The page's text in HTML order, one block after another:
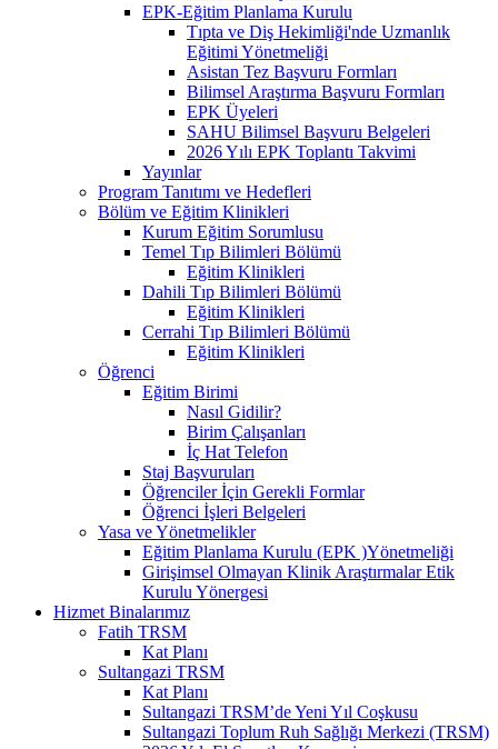
EPK-Eğitim Planlama Kurulu
Tıpta ve Diş Hekimliği'nde Uzmanlık
Eğitimi Yönetmeliği
Asistan Tez Başvuru Formları
Bilimsel Araştırma Başvuru Formları
EPK Üyeleri
SAHU Bilimsel Başvuru Belgeleri
2026 Yılı EPK Toplantı Takvimi
Yayınlar
Program Tanıtımı ve Hedefleri
Bölüm ve Eğitim Klinikleri
Kurum Eğitim Sorumlusu
Temel Tıp Bilimleri Bölümü
Eğitim Klinikleri
Dahili Tıp Bilimleri Bölümü
Eğitim Klinikleri
Cerrahi Tıp Bilimleri Bölümü
Eğitim Klinikleri
Öğrenci
Eğitim Birimi
Nasıl Gidilir?
Birim Çalışanları
İç Hat Telefon
Staj Başvuruları
Öğrenciler İçin Gerekli Formlar
Öğrenci İşleri Belgeleri
Yasa ve Yönetmelikler
Eğitim Planlama Kurulu (EPK )Yönetmeliği
Girişimsel Olmayan Klinik Araştırmalar Etik
Kurulu Yönergesi
Hizmet Binalarımız
Fatih TRSM
Kat Planı
Sultangazi TRSM
Kat Planı
Sultangazi TRSM’de Yeni Yıl Coşkusu
Sultangazi Toplum Ruh Sağlığı Merkezi (TRSM)